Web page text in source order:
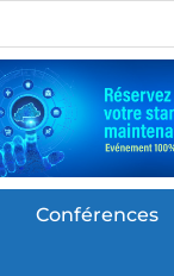
Conférences